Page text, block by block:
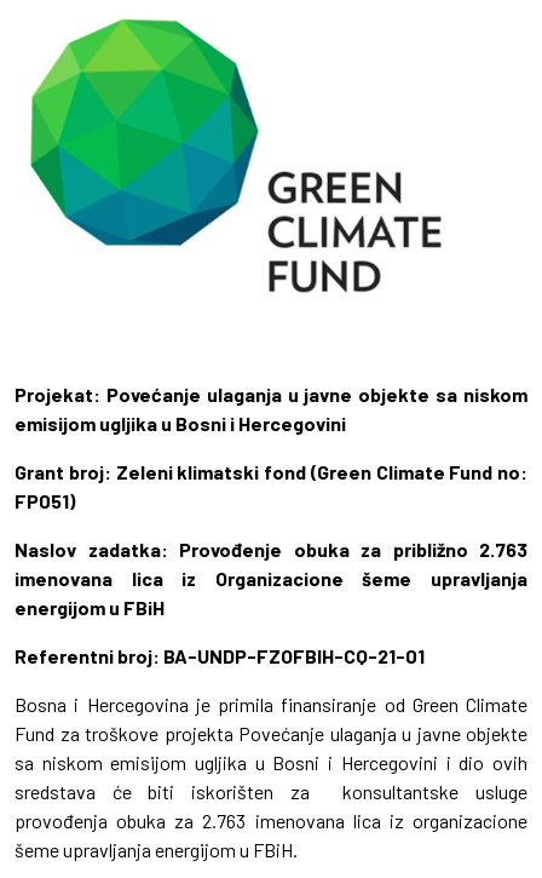
Projekat: Povećanje ulaganja u javne objekte sa niskom
emisijom ugljika u Bosni i Hercegovini
Grant broj: Zeleni klimatski fond (Green Climate Fund no:
FP051)
Naslov zadatka: Provođenje obuka za približno 2.763
imenovana lica iz Organizacione šeme upravljanja
energijom u FBiH
Referentni broj: BA-UNDP-FZOFBIH-CQ-21-01
Bosna i Hercegovina je primila finansiranje od Green Climate
Fund za troškove projekta Povećanje ulaganja u javne objekte
sa niskom emisijom ugljika u Bosni i Hercegovini i dio ovih
sredstava će biti iskorišten za konsultantske usluge
provođenja obuka za 2.763 imenovana lica iz organizacione
šeme upravljanja energijom u FBiH.